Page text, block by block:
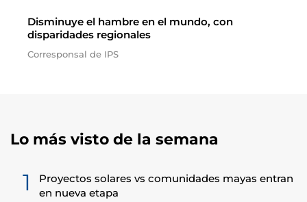
Disminuye el hambre en el mundo, con
disparidades regionales
Corresponsal de IPS
Lo más visto de la semana
1
Proyectos solares vs comunidades mayas entran
en nueva etapa